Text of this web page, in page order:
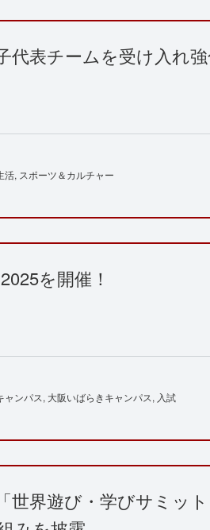
代表チームを受け入れ
活 スポーツ＆カルチャー
を開催！
ャンパス 大阪いばらきキャンパス 入試
世界遊び・学びサミッ